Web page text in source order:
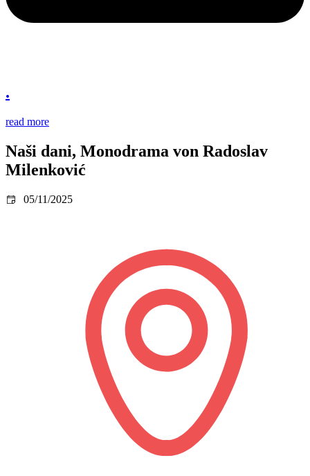
.
read more
Naši dani, Monodrama von Radoslav
Milenković
05/11/2025